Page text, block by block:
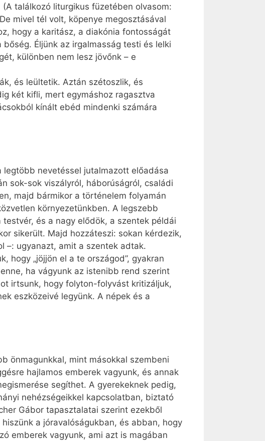
találkozó liturgikus füzetében olvasom:
mivel tél volt, köpenye megosztásával
hogy a karitász, a diakónia fontosságát
Éljünk az irgalmasság testi és lelki
különben nem lesz jövőnk – e
és leültetik. Aztán szétoszlik, és
két kifli, mert egymáshoz ragasztva
kínált ebéd mindenki számára
nevetéssel jutalmazott előadása
sok-sok viszályról, háborúságról, családi
majd bármikor a történelem folyamán
környezetünkben. A legszebb
és a nagy elődök, a szentek példái
sikerült. Majd hozzáteszi: sokan kérdezik,
–: ugyanazt, amit a szentek adtak.
hogy „jöjjön el a te országod”, gyakran
ha vágyunk az istenibb rend szerint
irtsunk, hogy folyton-folyvást kritizáljuk,
eszközeivé legyünk. A népek és a
önmagunkkal, mint másokkal szembeni
hajlamos emberek vagyunk, és annak
segíthet. A gyerekeknek pedig,
nehézségeikkel kapcsolatban, biztató
Gábor tapasztalatai szerint ezekből
a jóravalóságukban, és abban, hogy
emberek vagyunk, ami azt is magában